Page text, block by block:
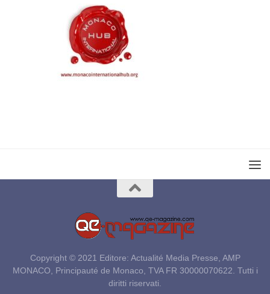
Copyright © 2021 Editore: Actualité Media Presse, AMP
MONACO, Principauté de Monaco, TVA FR 30000070622. Tutti i
diritti riservati.